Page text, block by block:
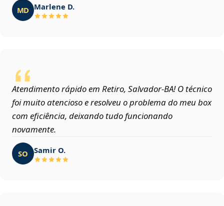
MD Marlene D.
Atendimento rápido em Retiro, Salvador‑BA! O técnico
foi muito atencioso e resolveu o problema do meu box
com eficiência, deixando tudo funcionando
novamente.
SO Samir O.